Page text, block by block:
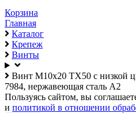
Корзина
Главная
Каталог
Крепеж
Винты
Винт М10х20 TX50 с низкой
7984, нержавеющая сталь А2
Пользуясь сайтом, вы
и политикой в отношении